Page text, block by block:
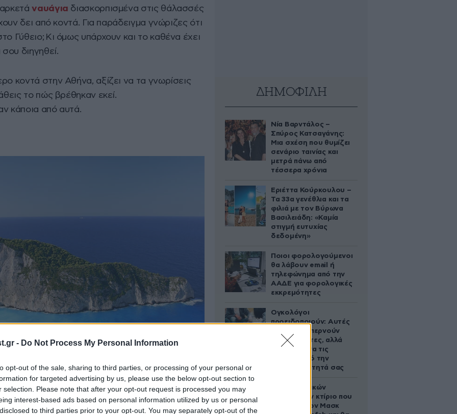
- Do Not Process My Personal Information
opt-out of the sale, sharing to third parties, or processing of your personal or
for targeted advertising by us, please use the below opt-out section to
selection. Please note that after your opt-out request is processed you may
interest-based ads based on personal information utilized by us or personal
to third parties prior to your opt-out. You may separately opt-out of the
αρκετάναυάγια διασκορπισμένα στις θάλασσές
δει από κοντά. Για παράδειγμα γνώριζες ότι
Γύθειο; Κι όμως υπάρχουν και το καθένα έχει
διηγηθεί.
κοντά στην Αθήνα, αξίζει να τα γνωρίσεις
το πώς βρέθηκαν εκεί.
κάποια από αυτά.
πιο γνωστό Ναυάγιο της Ελλάδας, αυτό της
πλοίο «Παναγιώτης» το οποίο ναυάγησε
ΔΗΜΟΦΙΛΗ
Νία Βαρντάλος –
Σπύρος Κατσαγάνης:
Μια σχέση που θυμίζει
σενάριο ταινίας και
μετρά πάνω από
τέσσερα χρόνια
Εριέττα Κούρκουλου –
Τα 33α γενέθλια και τα
φιλιά με τον Βύρωνα
Βασιλειάδη: «Καμία
στιγμή ευτυχίας
δεδομένη»
Ποιοι φορολογούμενοι
θα λάβουν email ή
τηλεφώνημα από την
ΑΑΔΕ για φορολογικές
εκκρεμότητες
Ογκολόγοι
προειδοποιούν: Αυτές
οι τροφές, περνούν
απαρατήρητες, αλλά
καλό είναι να τις
βγάλετε από την
καθημερινότητά σας
Το φαραωνικών
διαστάσεων κτίριο που
χτίζει ο Έλον Μασκ